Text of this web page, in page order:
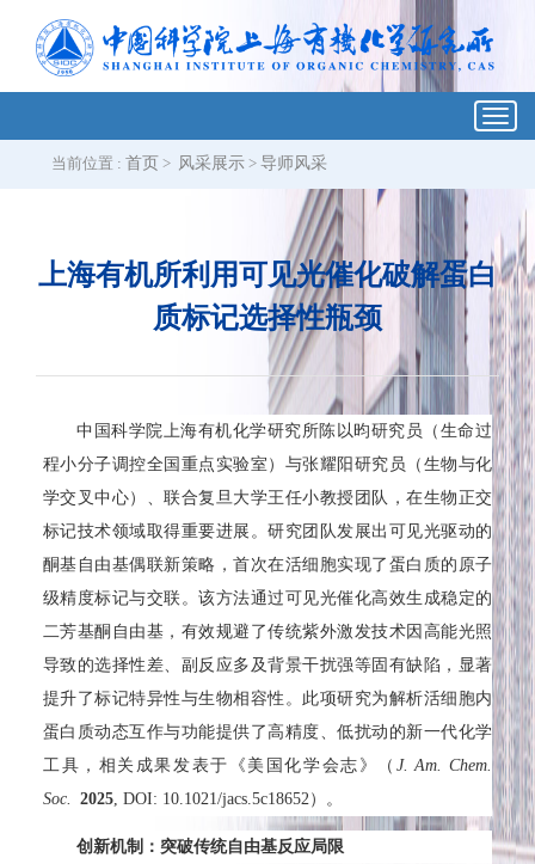
当前位置 : 首页 > 风采展示 > 导师风采
上海有机所利用可见光催化破解蛋白
质标记选择性瓶颈
中国科学院上海有机化学研究所陈以昀研究员（生命过
程小分子调控全国重点实验室）与张耀阳研究员（生物与化
学交叉中心）、联合复旦大学王任小教授团队，在生物正交
标记技术领域取得重要进展。研究团队发展出可见光驱动的
酮基自由基偶联新策略，首次在活细胞实现了蛋白质的原子
级精度标记与交联。该方法通过可见光催化高效生成稳定的
二芳基酮自由基，有效规避了传统紫外激发技术因高能光照
导致的选择性差、副反应多及背景干扰强等固有缺陷，显著
提升了标记特异性与生物相容性。此项研究为解析活细胞内
蛋白质动态互作与功能提供了高精度、低扰动的新一代化学
工具，相关成果发表于《美国化学会志》（ J. Am. Chem.
Soc. 2025, DOI: 10.1021/jacs.5c18652）。
创新机制：突破传统自由基反应局限